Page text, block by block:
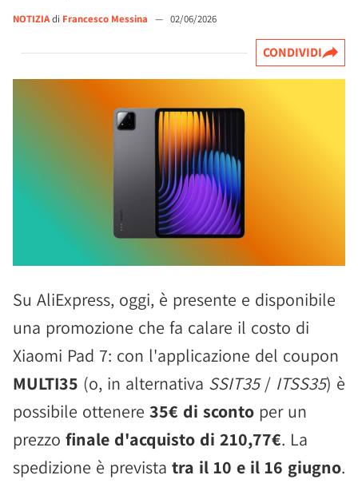
NOTIZIAdi Francesco Messina — 02/06/2026
CONDIVIDI
Su AliExpress, oggi, è presente e disponibile
una promozione che fa calare il costo di
Xiaomi Pad 7: con l'applicazione del coupon
MULTI35 (o, in alternativa SSIT35/ ITSS35) è
possibile ottenere 35€ di sconto per un
prezzo finale d'acquisto di 210,77€. La
spedizione è prevista tra il 10 e il 16 giugno.